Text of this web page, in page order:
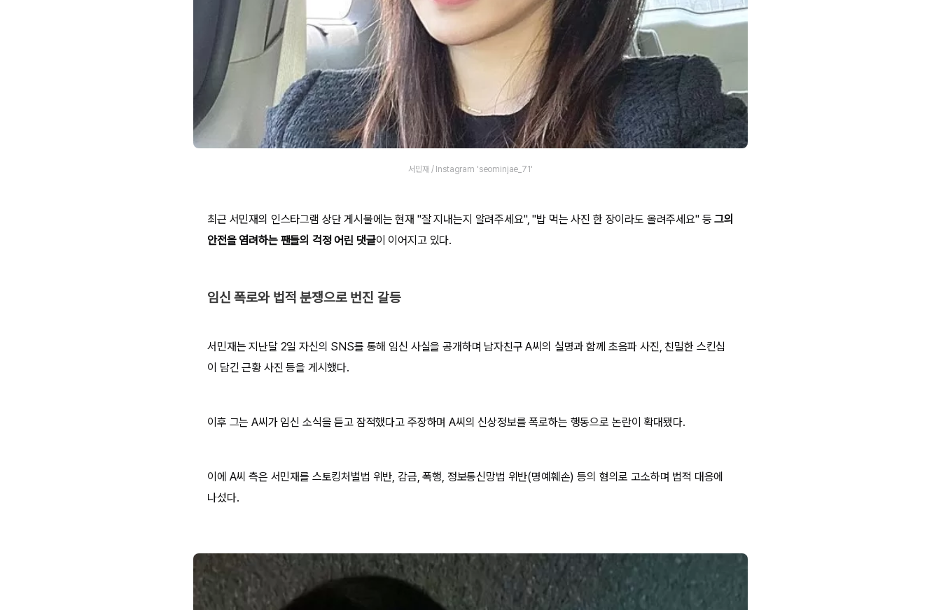
서민재 / Instagram 'seominjae_71'
최근 서민재의 인스타그램 상단 게시물에는 현재 "잘 지내는지 알려주세요", "밥 먹는 사진 한 장이라도 올려주세요" 등그의
안전을 염려하는 팬들의 걱정 어린 댓글이 이어지고 있다.
임신 폭로와 법적 분쟁으로 번진 갈등
서민재는 지난달 2일 자신의 SNS를 통해 임신 사실을 공개하며 남자친구 A씨의 실명과 함께 초음파 사진, 친밀한 스킨십
이 담긴 근황 사진 등을 게시했다.
이후 그는 A씨가 임신 소식을 듣고 잠적했다고 주장하며 A씨의 신상정보를 폭로하는 행동으로 논란이 확대됐다.
이에 A씨 측은 서민재를 스토킹처벌법 위반, 감금, 폭행, 정보통신망법 위반(명예훼손) 등의 혐의로 고소하며 법적 대응에
나섰다.